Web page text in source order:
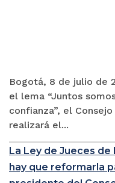
Bogotá, 8 de julio de
el lema “Juntos
confianza”, el
realizará el...
La Ley de Jueces de
hay que reformarla